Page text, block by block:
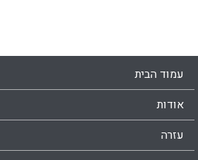
והוויה של 'אני-אתה'.
WhatsApp
Facebook
Email
X
עמוד הבית
אודות
עזרה